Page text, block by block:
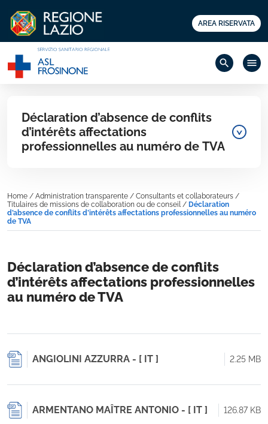
AREA RISERVATA
search menu
Déclaration d’absence de conflits
d’intérêts affectations
professionnelles au numéro de TVA
Home / Administration transparente / Consultants et collaborateurs /
Titulaires de missions de collaboration ou de conseil/ Déclaration
d’absence de conflits d’intérêts affectations professionnelles au numéro
de TVA
Déclaration d’absence de conflits
d’intérêts affectations professionnelles
au numéro de TVA
ANGIOLINI AZZURRA - [ IT ] 2.25 MB
ARMENTANO MAÎTRE ANTONIO - [ IT ] 126.87 KB